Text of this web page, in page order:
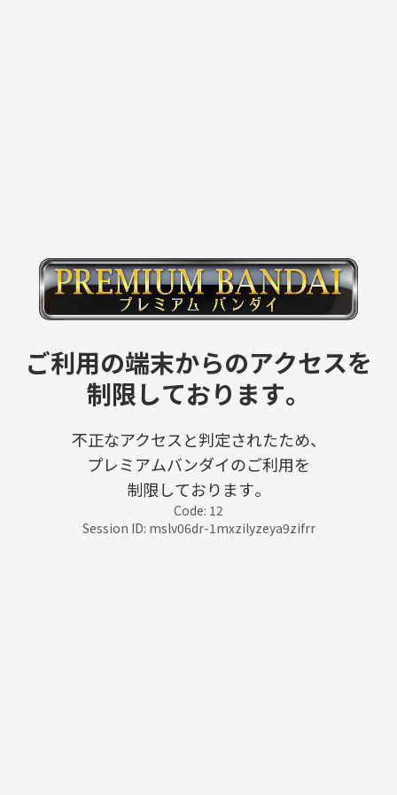
ご利用の端末からのアクセスを
制限しております。
不正なアクセスと判定されたため、
プレミアムバンダイのご利用を
制限しております。
Code: 12
Session ID: mslv06dr-1mxzilyzeya9zifrr